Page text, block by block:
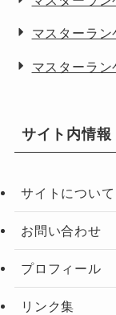
マスターラン
マスターラン
サイト内情報
サイトについて
お問い合わせ
プロフィール
リンク集